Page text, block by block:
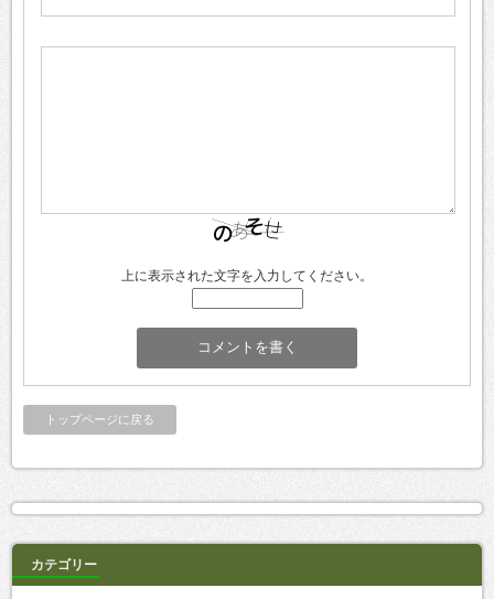
上に表示された文字を入力してください。
トップページに戻る
カテゴリー